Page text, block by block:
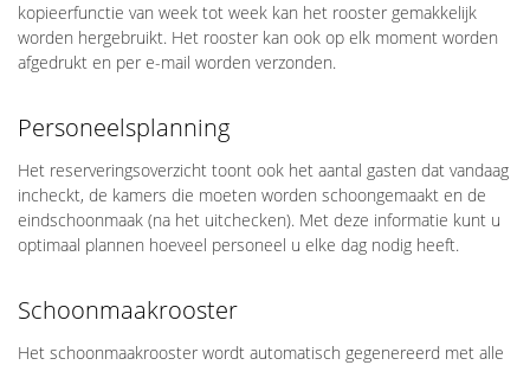
kopieerfunctie van week tot week kan het rooster gemakkelijk
worden hergebruikt. Het rooster kan ook op elk moment worden
afgedrukt en per e-mail worden verzonden.
Personeelsplanning
Het reserveringsoverzicht toont ook het aantal gasten dat vandaag
incheckt, de kamers die moeten worden schoongemaakt en de
eindschoonmaak (na het uitchecken). Met deze informatie kunt u
optimaal plannen hoeveel personeel u elke dag nodig heeft.
Schoonmaakrooster
Het schoonmaakrooster wordt automatisch gegenereerd met alle